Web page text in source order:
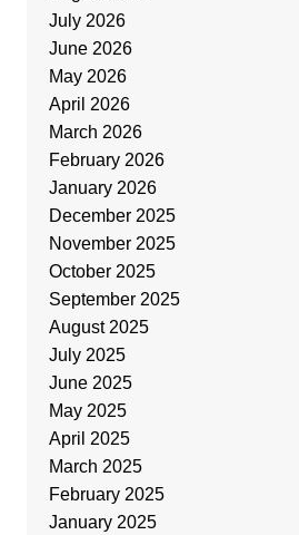
July 2026
June 2026
May 2026
April 2026
March 2026
February 2026
January 2026
December 2025
November 2025
October 2025
September 2025
August 2025
July 2025
June 2025
May 2025
April 2025
March 2025
February 2025
January 2025